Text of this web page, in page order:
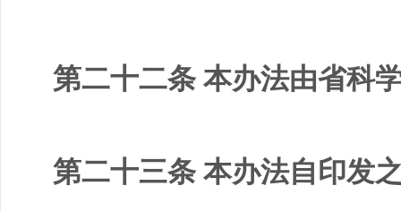
第二十二条 本办法由省科
第二十三条 本办法自印发